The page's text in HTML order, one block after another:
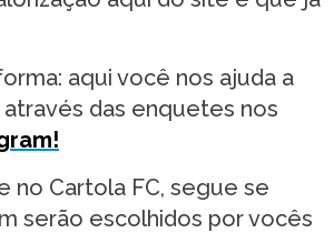
aqui você nos ajuda a
das enquetes nos
no Cartola FC, segue se
serão escolhidos por vocês